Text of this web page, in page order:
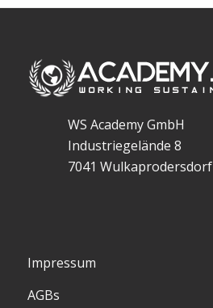
WS Academy GmbH
Industriegelände 8
7041 Wulkaprodersdorf
Impressum
AGBs